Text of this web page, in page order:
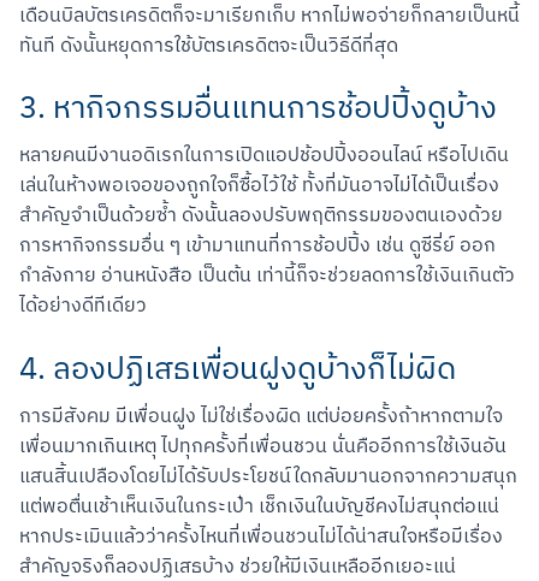
เดือนบิลบัตรเครดิตก็จะมาเรียกเก็บ หากไม่พอจ่ายก็กลายเป็นหนี้
ทันที ดังนั้นหยุดการใช้บัตรเครดิตจะเป็นวิธีดีที่สุด
3. หากิจกรรมอื่นแทนการช้อปปิ้งดูบ้าง
หลายคนมีงานอดิเรกในการเปิดแอปช้อปปิ้งออนไลน์ หรือไปเดิน
เล่นในห้างพอเจอของถูกใจก็ซื้อไว้ใช้ ทั้งที่มันอาจไม่ได้เป็นเรื่อง
สำคัญจำเป็นด้วยซ้ำ ดังนั้นลองปรับพฤติกรรมของตนเองด้วย
การหากิจกรรมอื่น ๆ เข้ามาแทนที่การช้อปปิ้ง เช่น ดูซีรี่ย์ ออก
กำลังกาย อ่านหนังสือ เป็นต้น เท่านี้ก็จะช่วยลดการใช้เงินเกินตัว
ได้อย่างดีทีเดียว
4. ลองปฏิเสธเพื่อนฝูงดูบ้างก็ไม่ผิด
การมีสังคม มีเพื่อนฝูง ไม่ใช่เรื่องผิด แต่บ่อยครั้งถ้าหากตามใจ
เพื่อนมากเกินเหตุ ไปทุกครั้งที่เพื่อนชวน นั่นคืออีกการใช้เงินอัน
แสนสิ้นเปลืองโดยไม่ได้รับประโยชน์ใดกลับมานอกจากความสนุก
แต่พอตื่นเช้าเห็นเงินในกระเป๋า เช็กเงินในบัญชีคงไม่สนุกต่อแน่
หากประเมินแล้วว่าครั้งไหนที่เพื่อนชวนไม่ได้น่าสนใจหรือมีเรื่อง
สำคัญจริงก็ลองปฏิเสธบ้าง ช่วยให้มีเงินเหลืออีกเยอะแน่